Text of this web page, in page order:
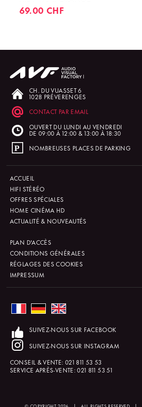
69.00 CHF
CH. DU VUASSET 6
1028 PRÉVERENGES
CONTACT PAR EMAIL
OUVERT DU LUNDI AU VENDREDI
DE 09:00 À 12:00 & 13:00 À 18:30
NOMBREUSES PLACES DE PARKING
ACCUEIL
HIFI STÉRÉO
OFFRES SPÉCIALES
HOME CINÉMA HD
ACTUALITÉ & NOUVEAUTÉS
PLAN D'ACCÈS
CONDITIONS GÉNÉRALES
RÉGLAGES DES COOKIES
IMPRESSUM
SUIVEZ-NOUS SUR FACEBOOK
SUIVEZ-NOUS SUR INSTAGRAM
CONSEIL & VENTE: 021 811 53 53
SERVICE APRÈS-VENTE:021 811 53 51